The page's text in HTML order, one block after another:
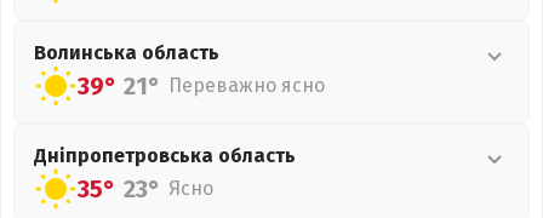
Волинська область
39° 21° Переважно ясно
Дніпропетровська область
35° 23° Ясно